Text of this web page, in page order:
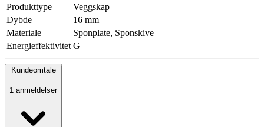
Produkttype
Veggskap
Dybde
16 mm
Materiale
Sponplate, Sponskive
Energieffektivitet G
Kundeomtale
1 anmeldelser